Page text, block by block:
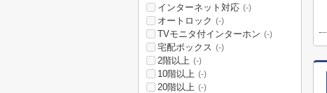
インターネット対応 (-)
オートロック (-)
TVモニタ付インターホン (-)
宅配ボックス (-)
2階以上 (-)
10階以上 (-)
20階以上 (-)